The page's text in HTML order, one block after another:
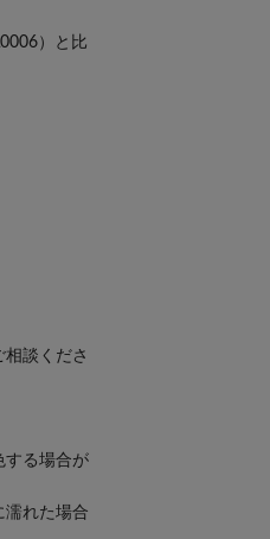
）
と比
談くださ
する場合が
濡れた場合